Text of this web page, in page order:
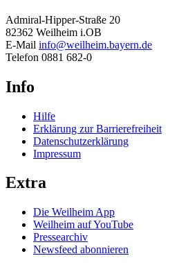
Admiral-Hipper-Straße 20
82362 Weilheim i.OB
E-Mail info@weilheim.bayern.de
Telefon 0881 682-0
Info
Hilfe
Erklärung zur Barrierefreiheit
Datenschutzerklärung
Impressum
Extra
Die Weilheim App
Weilheim auf YouTube
Pressearchiv
Newsfeed abonnieren